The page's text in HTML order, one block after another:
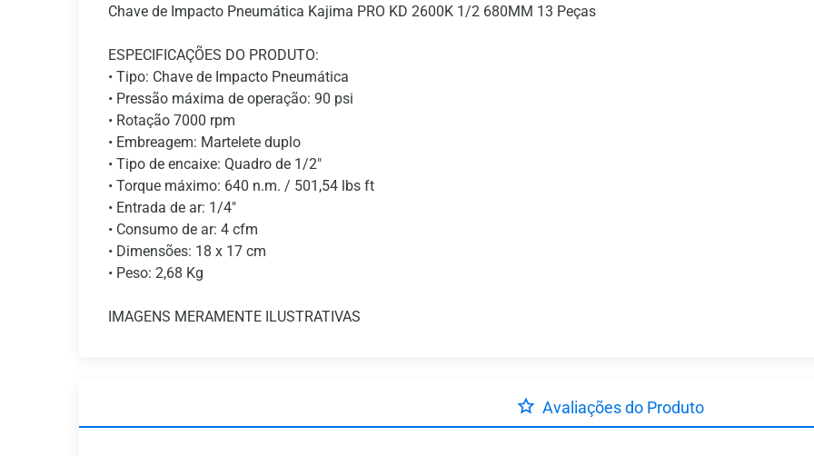
Chave de Impacto Pneumática Kajima PRO KD 2600K 1/2 680MM 13 Peças
ESPECIFICAÇÕES DO PRODUTO:
• Tipo: Chave de Impacto Pneumática
• Pressão máxima de operação: 90 psi
• Rotação 7000 rpm
• Embreagem: Martelete duplo
• Tipo de encaixe: Quadro de 1/2"
• Torque máximo: 640 n.m. / 501,54 lbs ft
• Entrada de ar: 1/4"
• Consumo de ar: 4 cfm
• Dimensões: 18 x 17 cm
• Peso: 2,68 Kg
IMAGENS MERAMENTE ILUSTRATIVAS
Avaliações do Produto